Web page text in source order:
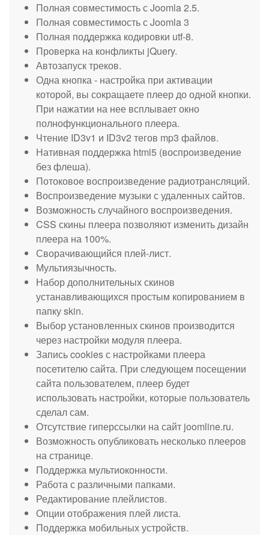
Полная совместимость с Joomla 2.5.
Полная совместимость с Joomla 3
Полная поддержка кодировки utf-8.
Проверка на конфликты jQuery.
Автозапуск треков.
Одна кнопка - настройка при активации
которой, вы сокращаете плеер до одной кнопки.
При нажатии на нее всплывает окно
полнофункционального плеера.
Чтение ID3v1 и ID3v2 тегов mp3 файлов.
Нативная поддержка html5 (воспроизведение
без флеша).
Потоковое воспроизведение радиотрансляций.
Воспроизведение музыки с удаленных сайтов.
Возможность случайного воспроизведения.
CSS скины плеера позволяют изменить дизайн
плеера на 100%.
Сворачивающийся плей-лист.
Мультиязычность.
Набор дополнительных скинов
устанавливающихся простым копированием в
папку skin.
Выбор установленных скинов производится
через настройки модуля плеера.
Запись cookies с настройками плеера
посетителю сайта. При следующем посещении
сайта пользователем, плеер будет
использовать настройки, которые пользователь
сделал сам.
Отсутствие гиперссылки на сайт joomline.ru.
Возможность опубликовать несколько плееров
на странице.
Поддержка мультиоконности.
Работа с различными папками.
Редактирование плейлистов.
Опции отображения плей листа.
Поддержка мобильных устройств.